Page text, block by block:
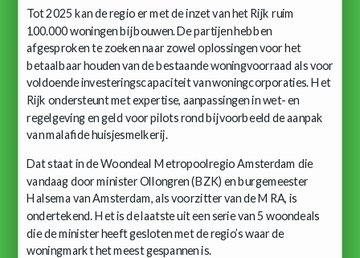
Tot 2025 kan de regio er met de inzet van het Rijk ruim
100.000 woningen bijbouwen. De partijen hebben
afgesproken te zoeken naar zowel oplossingen voor het
betaalbaar houden van de bestaande woningvoorraad als voor
voldoende investeringscapaciteit van woningcorporaties. Het
Rijk ondersteunt met expertise, aanpassingen in wet- en
regelgeving en geld voor pilots rond bijvoorbeeld de aanpak
van malafide huisjesmelkerij.
Dat staat in de Woondeal Metropoolregio Amsterdam die
vandaag door minister Ollongren (BZK) en burgemeester
Halsema van Amsterdam, als voorzitter van de MRA, is
ondertekend. Het is de laatste uit een serie van 5 woondeals
die de minister heeft gesloten met de regio’s waar de
woningmarkt het meest gespannen is.